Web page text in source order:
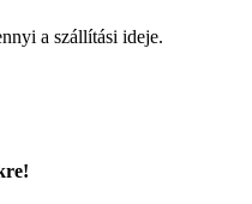
a szállítási ideje.